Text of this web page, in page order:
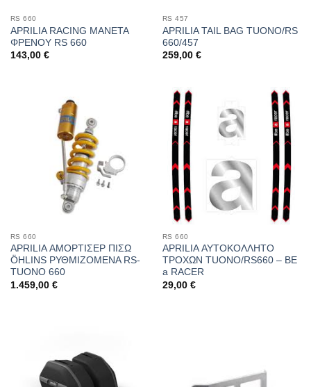
RS 660
APRILIA RACING ΜΑΝΕΤΑ
ΦΡΕΝΟΥ RS 660
143,00 €
RS 457
APRILIA TAIL BAG TUONO/RS
660/457
259,00 €
RS 660
APRILIA ΑΜΟΡΤΙΣΕΡ ΠΙΣΩ
ÖHLINS ΡΥΘΜΙΖΟΜΕΝΑ RS-
TUONO 660
1.459,00 €
RS 660
APRILIA ΑΥΤΟΚΟΛΛΗΤΟ
ΤΡΟΧΩΝ TUONO/RS660 – BE
a RACER
29,00 €